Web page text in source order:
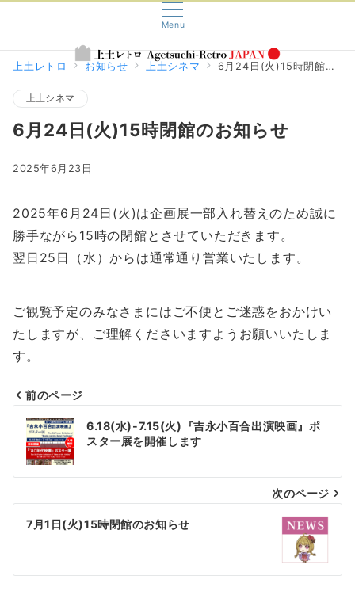
Menu
上土レトロ お知らせ 上土シネマ 6月24日(火)15時閉館のお知らせ
上土シネマ
6月24日(火)15時閉館のお知らせ
2025年6月23日
2025年6月24日(火)は企画展一部入れ替えのため誠に
勝手ながら15時の閉館とさせていただきます。
翌日25日（水）からは通常通り営業いたします。
ご観覧予定のみなさまにはご不便とご迷惑をおかけい
たしますが、ご理解くださいますようお願いいたしま
す。
投
稿
ナ
ビ
ゲ
シ
前のページ
6.18(水)-7.15(火)『吉永小百合出演映画』ポ
スター展を開催します
次のページ
7月1日(火)15時閉館のお知らせ